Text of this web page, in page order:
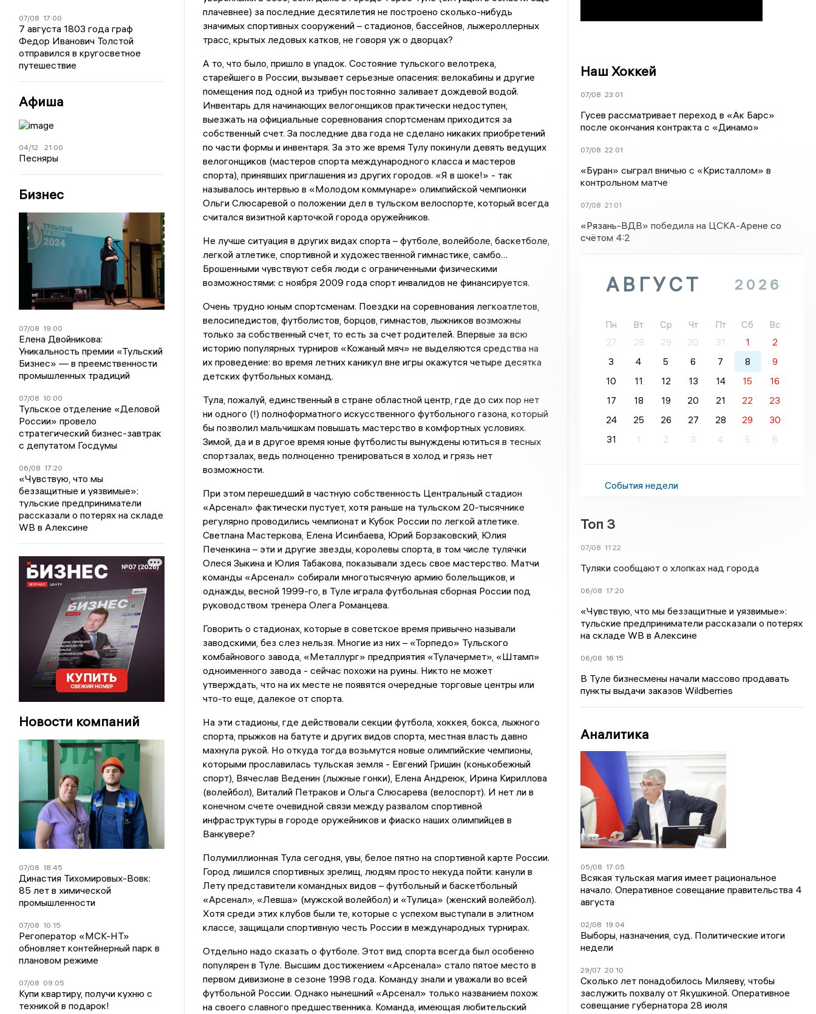
07/08 17:00
7 августа 1803 года граф
Федор Иванович Толстой
отправился в кругосветное
путешествие
Афиша
04/12 21:00
Песняры
Бизнес
07/08 19:00
Елена Двойникова:
Уникальность премии «Тульский
Бизнес» — в преемственности
промышленных традиций
07/08 10:00
Тульское отделение «Деловой
России» провело
стратегический бизнес-завтрак
с депутатом Госдумы
06/08 17:20
«Чувствую, что мы
беззащитные и уязвимые»:
тульские предприниматели
рассказали о потерях на складе
WB в Алексине
Новости компаний
07/08 18:45
Династия Тихомировых-Вовк:
85 лет в химической
промышленности
07/08 10:15
Регоператор «МСК-НТ»
обновляет контейнерный парк в
плановом режиме
07/08 09:05
Купи квартиру, получи кухню с
техникой в подарок!
плачевнее) за последние десятилетия не построено сколько-нибудь
значимых спортивных сооружений – стадионов, бассейнов, лыжероллерных
трасс, крытых ледовых катков, не говоря уж о дворцах?
А то, что было, пришло в упадок. Состояние тульского велотрека,
старейшего в России, вызывает серьезные опасения: велокабины и другие
помещения под одной из трибун постоянно заливает дождевой водой.
Инвентарь для начинающих велогонщиков практически недоступен,
выезжать на официальные соревнования спортсменам приходится за
собственный счет. За последние два года не сделано никаких приобретений
по части формы и инвентаря. За это же время Тулу покинули девять ведущих
велогонщиков (мастеров спорта международного класса и мастеров
спорта), принявших приглашения из других городов. «Я в шоке!» - так
называлось интервью в «Молодом коммунаре» олимпийской чемпионки
Ольги Слюсаревой о положении дел в тульском велоспорте, который всегда
считался визитной карточкой города оружейников.
Не лучше ситуация в других видах спорта – футболе, волейболе, баскетболе,
легкой атлетике, спортивной и художественной гимнастике, самбо…
Брошенными чувствуют себя люди с ограниченными физическими
возможностями: с ноября 2009 года спорт инвалидов не финансируется.
Очень трудно юным спортсменам. Поездки на соревнования легкоатлетов,
велосипедистов, футболистов, борцов, гимнастов, лыжников возможны
только за собственный счет, то есть за счет родителей. Впервые за всю
историю популярных турниров «Кожаный мяч» не выделяются средства на
их проведение: во время летних каникул вне игры окажутся четыре десятка
детских футбольных команд.
Тула, пожалуй, единственный в стране областной центр, где до сих пор нет
ни одного (!) полноформатного искусственного футбольного газона, который
бы позволил мальчишкам повышать мастерство в комфортных условиях.
Зимой, да и в другое время юные футболисты вынуждены ютиться в тесных
спортзалах, ведь полноценно тренироваться в холод и грязь нет
возможности.
При этом перешедший в частную собственность Центральный стадион
«Арсенал» фактически пустует, хотя раньше на тульском 20-тысячнике
регулярно проводились чемпионат и Кубок России по легкой атлетике.
Светлана Мастеркова, Елена Исинбаева, Юрий Борзаковский, Юлия
Печенкина – эти и другие звезды, королевы спорта, в том числе тулячки
Олеся Зыкина и Юлия Табакова, показывали здесь свое мастерство. Матчи
команды «Арсенал» собирали многотысячную армию болельщиков, и
однажды, весной 1999-го, в Туле играла футбольная сборная России под
руководством тренера Олега Романцева.
Говорить о стадионах, которые в советское время привычно называли
заводскими, без слез нельзя. Многие из них – «Торпедо» Тульского
комбайнового завода, «Металлург» предприятия «Тулачермет», «Штамп»
одноименного завода - сейчас похожи на руины. Никто не может
утверждать, что на их месте не появятся очередные торговые центры или
что-то еще, далекое от спорта.
На эти стадионы, где действовали секции футбола, хоккея, бокса, лыжного
спорта, прыжков на батуте и других видов спорта, местная власть давно
махнула рукой. Но откуда тогда возьмутся новые олимпийские чемпионы,
которыми прославилась тульская земля - Евгений Гришин (конькобежный
спорт), Вячеслав Веденин (лыжные гонки), Елена Андреюк, Ирина Кириллова
(волейбол), Виталий Петраков и Ольга Слюсарева (велоспорт). И нет ли в
конечном счете очевидной связи между развалом спортивной
инфраструктуры в городе оружейников и фиаско наших олимпийцев в
Ванкувере?
Полумиллионная Тула сегодня, увы, белое пятно на спортивной карте России.
Город лишился спортивных зрелищ, людям просто некуда пойти: канули в
Лету представители командных видов – футбольный и баскетбольный
«Арсенал», «Левша» (мужской волейбол) и «Тулица» (женский волейбол).
Хотя среди этих клубов были те, которые с успехом выступали в элитном
классе, защищали спортивную честь России в международных турнирах.
Отдельно надо сказать о футболе. Этот вид спорта всегда был особенно
популярен в Туле. Высшим достижением «Арсенала» стало пятое место в
первом дивизионе в сезоне 1998 года. Команду знали и уважали во всей
футбольной России. Однако нынешний «Арсенал» только названием похож
на своего славного предшественника. Команда, имеющая любительский
Наш Хоккей
07/08 23:01
Гусев рассматривает переход в «Ак Барс»
после окончания контракта с «Динамо»
07/08 22:01
«Буран» сыграл вничью с «Кристаллом» в
контрольном матче
07/08 21:01
«Рязань-ВДВ» победила на ЦСКА-Арене со
счётом 4:2
АВГУСТ 2026
Пн Вт Ср Чт Пт Сб
Вс
27
28 29 30 31 1
2
3
4 5 6 7 8
9
10
11 12 13 14 15
16
17
18 19 20 21 22
23
24
25 26 27 28 29
30
31
1 2 3 4 5 6
События недели
Топ 3
07/08 11:22
Туляки сообщают о хлопках над города
06/08 17:20
«Чувствую, что мы беззащитные и уязвимые»:
тульские предприниматели рассказали о потерях
на складе WB в Алексине
06/08 16:15
В Туле бизнесмены начали массово продавать
пункты выдачи заказов Wildberries
Аналитика
05/08 17:05
Всякая тульская магия имеет рациональное
начало. Оперативное совещание правительства 4
августа
02/08 19:04
Выборы, назначения, суд. Политические итоги
недели
29/07 20:10
Сколько лет понадобилось Миляеву, чтобы
заслужить похвалу от Якушкиной. Оперативное
совещание губернатора 28 июля